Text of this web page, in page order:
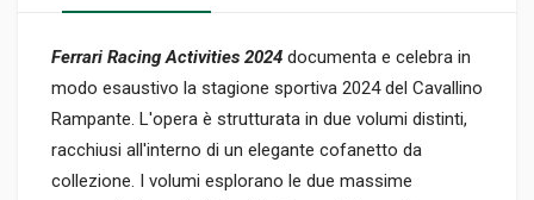
Ferrari Racing Activities 2024 documenta e celebra in
modo esaustivo la stagione sportiva 2024 del Cavallino
Rampante. L'opera è strutturata in due volumi distinti,
racchiusi all'interno di un elegante cofanetto da
collezione. I volumi esplorano le due massime